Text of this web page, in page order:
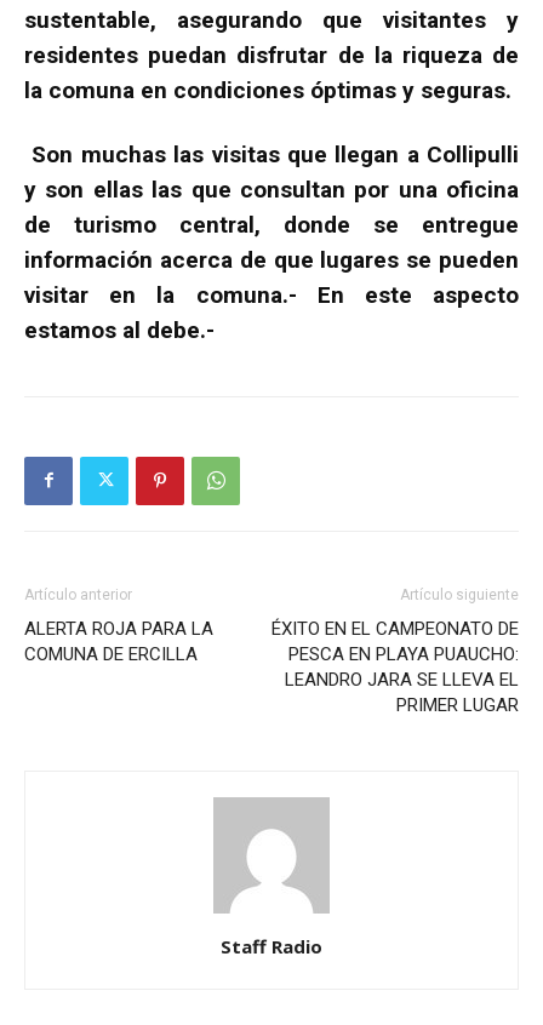
sustentable, asegurando que visitantes y
residentes puedan disfrutar de la riqueza de
la comuna en condiciones óptimas y seguras.
Son muchas las visitas que llegan a Collipulli
y son ellas las que consultan por una oficina
de turismo central, donde se entregue
información acerca de que lugares se pueden
visitar en la comuna.- En este aspecto
estamos al debe.-
Artículo anterior
ALERTA ROJA PARA LA
COMUNA DE ERCILLA
Artículo siguiente
ÉXITO EN EL CAMPEONATO DE
PESCA EN PLAYA PUAUCHO:
LEANDRO JARA SE LLEVA EL
PRIMER LUGAR
Staff Radio